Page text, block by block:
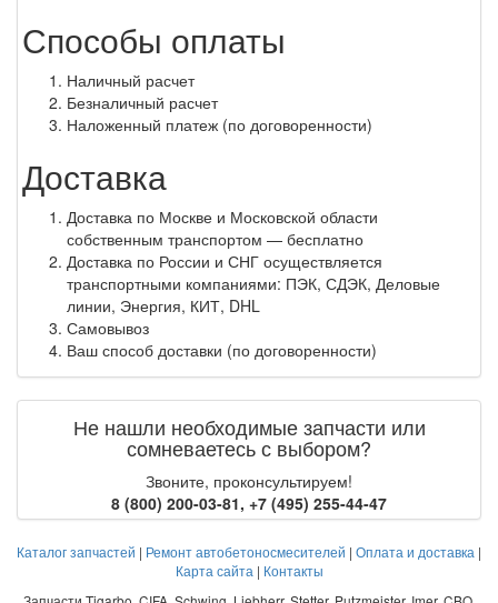
Способы оплаты
Наличный расчет
Безналичный расчет
Наложенный платеж (по договоренности)
Доставка
Доставка по Москве и Московской области
собственным транспортом — бесплатно
Доставка по России и СНГ осуществляется
транспортными компаниями: ПЭК, СДЭК, Деловые
линии, Энергия, КИТ, DHL
Самовывоз
Ваш способ доставки (по договоренности)
Не нашли необходимые запчасти или
сомневаетесь с выбором?
Звоните, проконсультируем!
8 (800) 200-03-81, +7 (495) 255-44-47
Каталог запчастей | Ремонт автобетоносмесителей | Оплата и доставка |
Карта сайта | Контакты